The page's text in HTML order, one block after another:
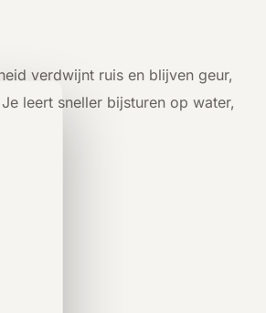
verdwijnt ruis en blijven geur,
leert sneller bijsturen op water,